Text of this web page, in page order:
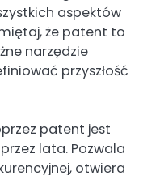
aspektów
że patent to
narzędzie
przyszłość
patent jest
lata. Pozwala
otwiera